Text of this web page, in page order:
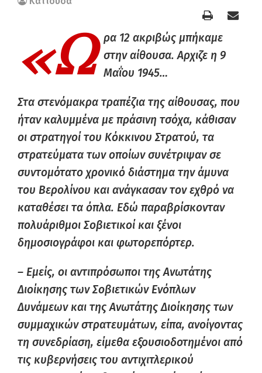
«Ω
ρα 12 ακριβώς μπήκαμε
στην αίθουσα. Αρχιζε η 9
Μαΐου 1945…
Στα στενόμακρα τραπέζια της αίθουσας, που
ήταν καλυμμένα με πράσινη τσόχα, κάθισαν
οι στρατηγοί του Κόκκινου Στρατού, τα
στρατεύματα των οποίων συνέτριψαν σε
συντομότατο χρονικό διάστημα την άμυνα
του Βερολίνου και ανάγκασαν τον εχθρό να
καταθέσει τα όπλα. Εδώ παραβρίσκονταν
πολυάριθμοι Σοβιετικοί και ξένοι
δημοσιογράφοι και φωτορεπόρτερ.
– Εμείς, οι αντιπρόσωποι της Ανωτάτης
Διοίκησης των Σοβιετικών Ενόπλων
Δυνάμεων και της Ανωτάτης Διοίκησης των
συμμαχικών στρατευμάτων, είπα, ανοίγοντας
τη συνεδρίαση, είμεθα εξουσιοδοτημένοι από
τις κυβερνήσεις του αντιχιτλερικού